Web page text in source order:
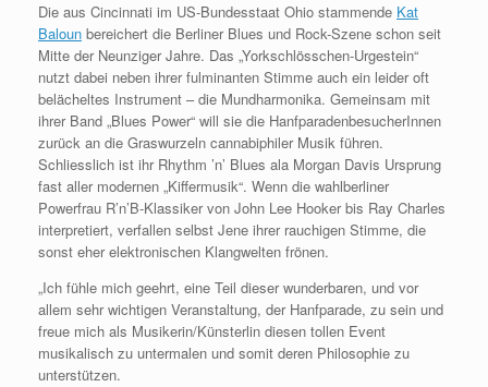
Die aus Cincinnati im US-Bundesstaat Ohio stammende Kat
Baloun bereichert die Berliner Blues und Rock-Szene schon seit
Mitte der Neunziger Jahre. Das „Yorkschlösschen-Urgestein“
nutzt dabei neben ihrer fulminanten Stimme auch ein leider oft
belächeltes Instrument – die Mundharmonika. Gemeinsam mit
ihrer Band „Blues Power“ will sie die HanfparadenbesucherInnen
zurück an die Graswurzeln cannabiphiler Musik führen.
Schliesslich ist ihr Rhythm ’n’ Blues ala Morgan Davis Ursprung
fast aller modernen „Kiffermusik“. Wenn die wahlberliner
Powerfrau R’n’B-Klassiker von John Lee Hooker bis Ray Charles
interpretiert, verfallen selbst Jene ihrer rauchigen Stimme, die
sonst eher elektronischen Klangwelten frönen.
„Ich fühle mich geehrt, eine Teil dieser wunderbaren, und vor
allem sehr wichtigen Veranstaltung, der Hanfparade, zu sein und
freue mich als Musikerin/Künsterlin diesen tollen Event
musikalisch zu untermalen und somit deren Philosophie zu
unterstützen.